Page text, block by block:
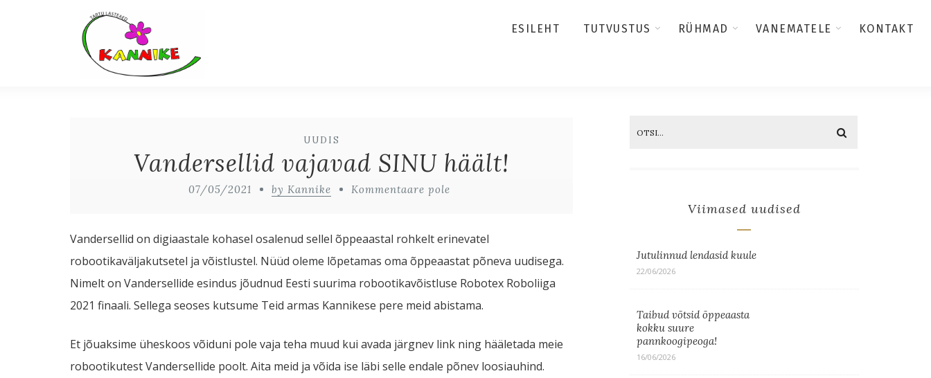
ESILEHT TUTVUSTUS RÜHMAD VANEMATELE KONTAKT
UUDIS
Vandersellid vajavad SINU häält!
07/05/2021 by Kannike Kommentaare pole
Vandersellid on digiaastale kohasel osalenud sellel õppeaastal rohkelt erinevatel
robootikaväljakutsetel ja võistlustel. Nüüd oleme lõpetamas oma õppeaastat põneva uudisega.
Nimelt on Vandersellide esindus jõudnud Eesti suurima robootikavõistluse Robotex Roboliiga
2021 finaali. Sellega seoses kutsume Teid armas Kannikese pere meid abistama.
Et jõuaksime üheskoos võiduni pole vaja teha muud kui avada järgnev link ning hääletada meie
robootikutest Vandersellide poolt. Aita meid ja võida ise läbi selle endale põnev loosiauhind.
Viimased uudised
Jutulinnud lendasid kuule
22/06/2026
Taibud võtsid õppeaasta
kokku suure
pannkoogipeoga!
16/06/2026